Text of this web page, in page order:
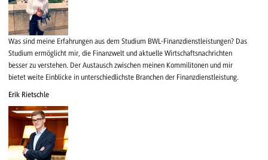
Was sind meine Erfahrungen aus dem Studium BWL-Finanzdienstleistungen? Das
Studium ermöglicht mir, die Finanzwelt und aktuelle Wirtschaftsnachrichten
besser zu verstehen. Der Austausch zwischen meinen Kommilitonen und mir
bietet weite Einblicke in unterschiedlichste Branchen der Finanzdienstleistung.
Erik Rietschle